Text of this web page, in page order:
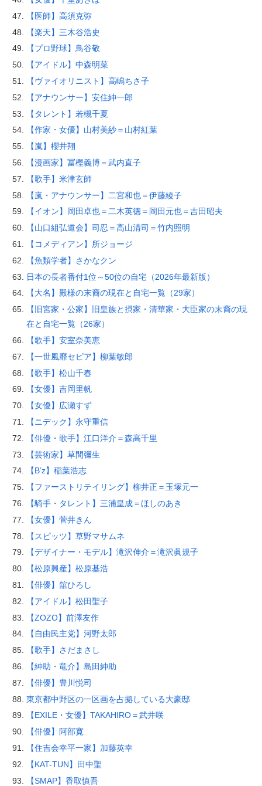
【医師】高須克弥
【楽天】三木谷浩史
【プロ野球】鳥谷敬
【アイドル】中森明菜
【ヴァイオリニスト】高嶋ちさ子
【アナウンサー】安住紳一郎
【タレント】若槻千夏
【作家・女優】山村美紗＝山村紅葉
【嵐】櫻井翔
【漫画家】冨樫義博＝武内直子
【歌手】米津玄師
【嵐・アナウンサー】二宮和也＝伊藤綾子
【イオン】岡田卓也＝二木英徳＝岡田元也＝吉田昭夫
【山口組弘道会】司忍＝高山清司＝竹内照明
【コメディアン】所ジョージ
【魚類学者】さかなクン
日本の長者番付1位～50位の自宅（2026年最新版）
【大名】殿様の末裔の現在と自宅一覧（29家）
【旧宮家・公家】旧皇族と摂家・清華家・大臣家の末裔の現
在と自宅一覧（26家）
【歌手】安室奈美恵
【一世風靡セピア】柳葉敏郎
【歌手】松山千春
【女優】吉岡里帆
【女優】広瀬すず
【ニデック】永守重信
【俳優・歌手】江口洋介＝森高千里
【芸術家】草間彌生
【B’z】稲葉浩志
【ファーストリテイリング】柳井正＝玉塚元一
【騎手・タレント】三浦皇成＝ほしのあき
【女優】菅井きん
【スピッツ】草野マサムネ
【デザイナー・モデル】滝沢伸介＝滝沢眞規子
【松原興産】松原基浩
【俳優】舘ひろし
【アイドル】松田聖子
【ZOZO】前澤友作
【自由民主党】河野太郎
【歌手】さだまさし
【紳助・竜介】島田紳助
【俳優】豊川悦司
東京都中野区の一区画を占拠している大豪邸
【EXILE・女優】TAKAHIRO＝武井咲
【俳優】阿部寛
【住吉会幸平一家】加藤英幸
【KAT-TUN】田中聖
【SMAP】香取慎吾